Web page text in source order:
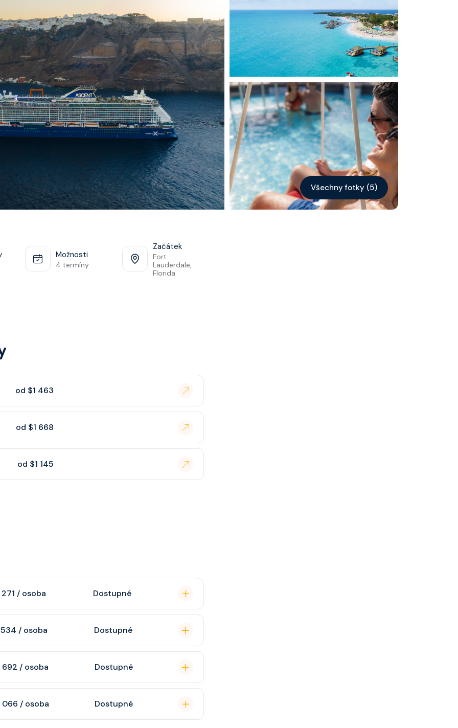
Kontakt
Vyhledat plavbu
Všechny fotky (5)
Možnosti
4 termíny
Začátek
Fort
Lauderdale,
Florida
od $1 463
od $1 668
od $1 145
271 / osoba Dostupné
koupelnu se
TV, rádio,
534 / osoba Dostupné
výhledem dle
692 / osoba Dostupné
koupelnu
TV,
066 / osoba Dostupné